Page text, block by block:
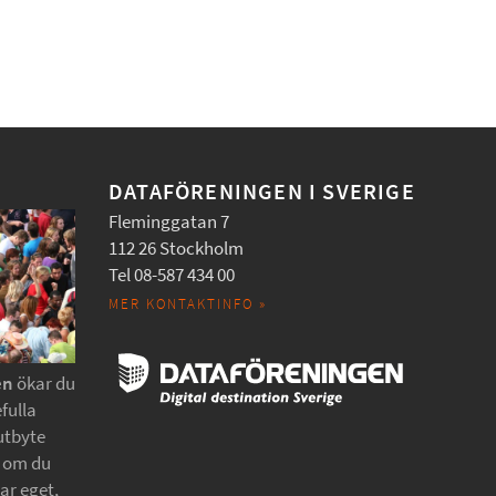
ökar du
du
eget,
DATAFÖRENINGEN I SVERIGE
Fleminggatan 7
112 26 Stockholm
Tel 08-587 434 00
MER KONTAKTINFO »